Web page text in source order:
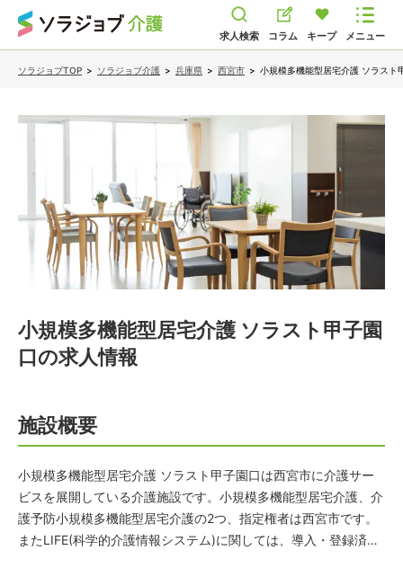
求人検索 コラム キープ メニュー
ソラジョブTOP > ソラジョブ介護 > 兵庫県 > 西宮市 > 小規模多機能型居宅介護 ソラスト
小規模多機能型居宅介護 ソラスト甲子園
口の求人情報
施設概要
小規模多機能型居宅介護 ソラスト甲子園口は西宮市に介護サー
ビスを展開している介護施設です。小規模多機能型居宅介護、介
護予防小規模多機能型居宅介護の2つ、指定権者は西宮市です。
またLIFE(科学的介護情報システム)に関しては、導入・登録済み